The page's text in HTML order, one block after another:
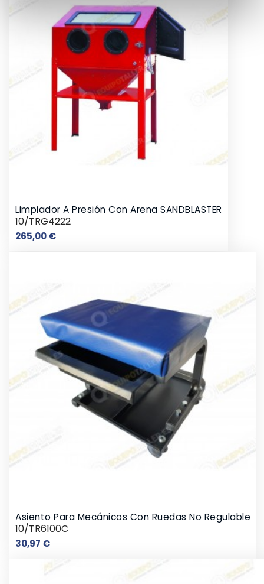
Limpiador A Presión Con Arena SANDBLASTER
10/TRG4222
265,00 €Precio
Asiento Para Mecánicos Con Ruedas No Regulable
10/TR6100C
30,97 €Precio